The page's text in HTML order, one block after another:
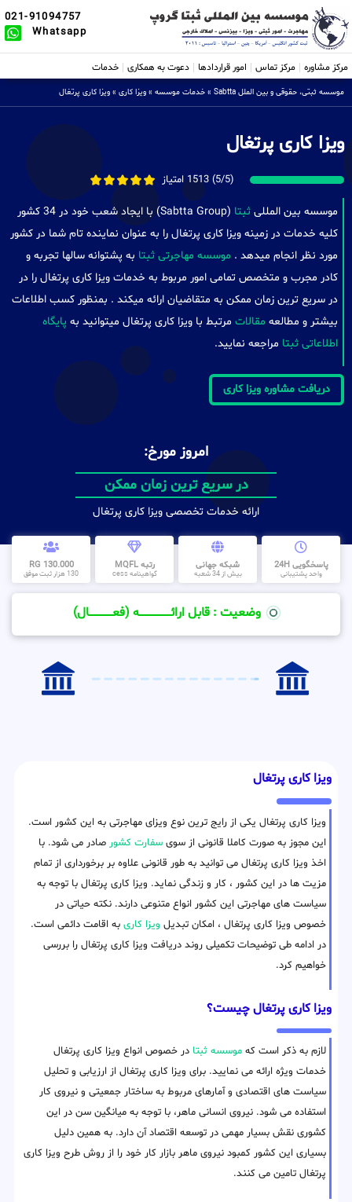
021-91094757
Whatsapp
مرکز مشاوره مرکز تماس امور قراردادها دعوت به همکاری خدمات
موسسه ثبتی، حقوقی و بین الملل Sabtta » خدمات موسسه » ویزا کاری » ویزا کاری پرتغال
ویزا کاری پرتغال
(5/5) 1513 امتیاز
موسسه بین المللی ثبتا
(Sabtta Group) با ایجاد شعب خود در 34 کشور
کلیه خدمات در زمینه ویزا کاری پرتغال را به عنوان نماینده تام شما در کشور
مورد نظر انجام میدهد . موسسه مهاجرتی ثبتا به پشتوانه سالها تجربه و
کادر مجرب و متخصص تمامی امور مربوط به خدمات ویزا کاری پرتغال را در
در سریع ترین زمان ممکن به متقاضیان ارائه میکند . بمنظور کسب اطلاعات
بیشتر و مطالعه مقالات مرتبط با ویزا کاری پرتغال میتوانید به پایگاه
اطلاعاتی ثبتا مراجعه نمایید.
دریافت مشاوره ویزا کاری
امروز مورخ:
در سریع ترین زمان ممکن
ارائه خدمات تخصصی ویزا کاری پرتغال
پاسخگویی 24H
واحد پشتیبانی
شبکه جهانی
بیش از 34 شعبه
رتبه MQFL
گواهینامه cess
130.000 RG
130 هزار ثبت موفق
وضعیت : قابل ارائــــــــــــــــــــه (فعـــــــــــــــال)
ویزا کاری پرتغال
ویزا کاری پرتغال یکی از رایج ترین نوع ویزای مهاجرتی به این کشور است.
این مجوز به صورت کاملا قانونی از سوی سفارت کشور صادر می شود. با
اخذ ویزا کاری پرتغال می توانید به طور قانونی علاوه بر برخورداری از تمام
مزیت ها در این کشور ، کار و زندگی نماید. ویزا کاری پرتغال با توجه به
سیاست های مهاجرتی این کشور انواع متنوعی دارند. نکته حیاتی در
خصوص ویزا کاری پرتغال ، امکان تبدیل ویزا کاری به اقامت دائمی است.
در ادامه طی توضیحات تکمیلی روند دریافت ویزا کاری پرتغال را بررسی
خواهیم کرد.
ویزا کاری پرتغال چیست؟
لازم به ذکر است که موسسه ثبتا در خصوص انواع ویزا کاری پرتغال
خدمات ویژه ارائه می نمایید. برای ویزا کاری پرتغال از ارزیابی و تحلیل
سیاست های اقتصادی و آمارهای مربوط به ساختار جمعیتی و نیروی کار
استفاده می شود. نیروی انسانی ماهر، با توجه به میانگین سن در این
کشوری نقش بسیار مهمی در توسعه اقتصاد آن دارد. به همین دلیل
بسیاری این کشور کمبود نیروی ماهر بازار کار خود را از روش طرح ویزا کاری
پرتغال تامین می کنند.